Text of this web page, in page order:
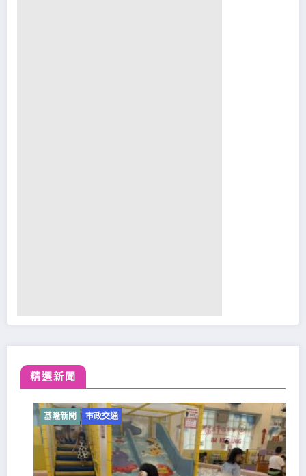
精選新聞
基隆新聞 市政交通